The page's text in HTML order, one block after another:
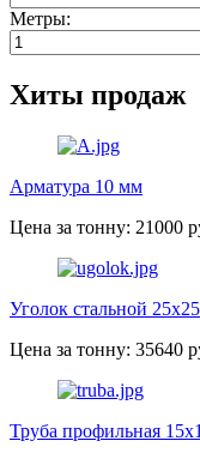
Метры:
Хиты продаж
Арматура 10 мм
Цена за тонну: 21000
Уголок стальной
Цена за тонну: 35640
Труба профильная